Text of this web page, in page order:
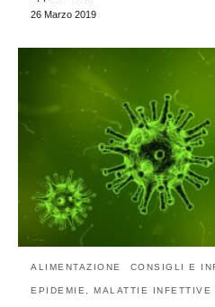
26 Marzo 2019
ALIMENTAZIONE CONSIGLI E
EPIDEMIE, MALATTIE INFETTIVE